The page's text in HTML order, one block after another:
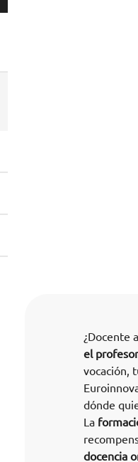
¿Docente
el
vocación,
dónde
La
docencia